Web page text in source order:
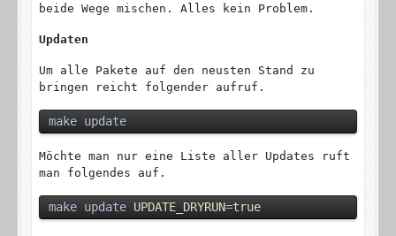
beide Wege mischen. Alles kein Problem.
Updaten
Um alle Pakete auf den neusten Stand zu
bringen reicht folgender aufruf.
make update
Möchte man nur eine Liste aller Updates ruft
man folgendes auf.
make update UPDATE_DRYRUN=true